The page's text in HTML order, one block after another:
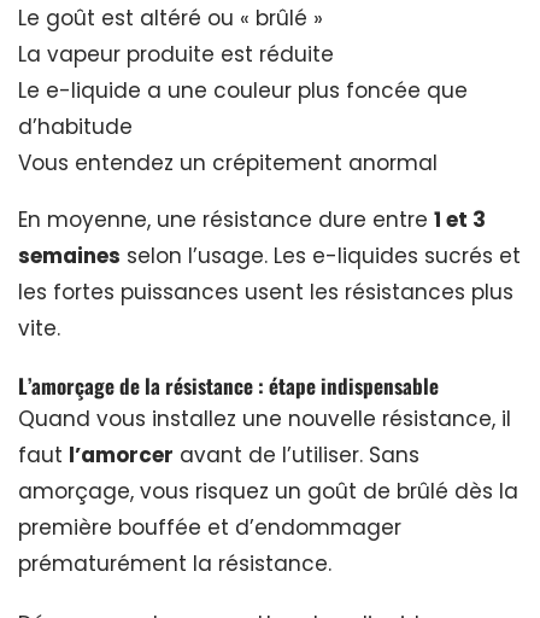
Le goût est altéré ou « brûlé »
La vapeur produite est réduite
Le e-liquide a une couleur plus foncée que
d’habitude
Vous entendez un crépitement anormal
En moyenne, une résistance dure entre 1 et 3
semaines selon l’usage. Les e-liquides sucrés et
les fortes puissances usent les résistances plus
vite.
L’amorçage de la résistance : étape indispensable
Quand vous installez une nouvelle résistance, il
faut l’amorcer avant de l’utiliser. Sans
amorçage, vous risquez un goût de brûlé dès la
première bouffée et d’endommager
prématurément la résistance.